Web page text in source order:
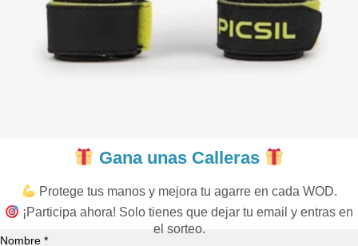
Gana unas Calleras
Protege tus manos y mejora tu agarre en cada WOD.
¡Participa ahora! Solo tienes que dejar tu email y entras en
el sorteo.
Nombre *